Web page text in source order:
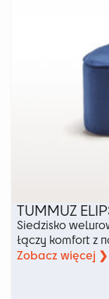
TUMMUZ
Siedzisko
łączy komfort z
Zobacz więcej ❯